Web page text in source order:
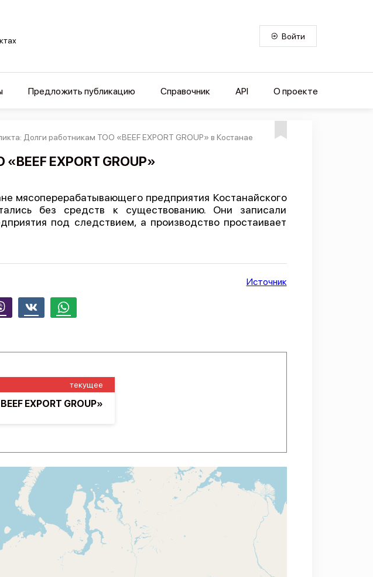
Войти
Предложить публикацию Справочник API О проекте
Долги работникам ТОО «BEEF EXPORT GROUP» в Костанае
EXPORT GROUP»
мясоперерабатывающего предприятия Костанайского
без средств к существованию. Они записали
под следствием, а производство простаивает
Viber Whatsapp
Источник
текущее
EXPORT GROUP»